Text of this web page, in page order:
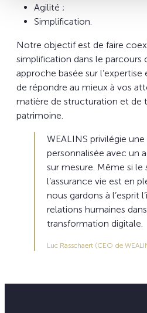
Agilité ;
Simplification.
Notre objectif est de faire
simplification dans le parcours
approche basée sur
de répondre au mieux à vos
matière de structuration et de
patrimoine.
WEALINS privilégie
personnalisée avec un
sur mesure. Même si le
l’assurance vie est en
nous gardons à l’esprit
relations humaines
transformation digitale.
Luc Rasschaert (CEO de